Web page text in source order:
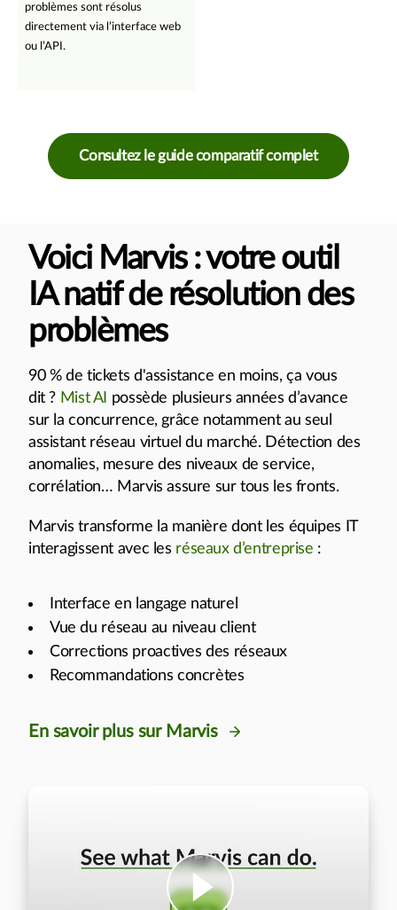
problèmes sont résolus
directement via l’interface web
ou l’API.
Consultez le guide comparatif complet
Voici Marvis : votre outil
IA natif de résolution des
problèmes
90 % de tickets d'assistance en moins, ça vous
dit ? Mist AI possède plusieurs années d’avance
sur la concurrence, grâce notamment au seul
assistant réseau virtuel du marché. Détection des
anomalies, mesure des niveaux de service,
corrélation… Marvis assure sur tous les fronts.
Marvis transforme la manière dont les équipes IT
interagissent avec les réseaux d’entreprise :
Interface en langage naturel
Vue du réseau au niveau client
Corrections proactives des réseaux
Recommandations concrètes
En savoir plus sur Marvis